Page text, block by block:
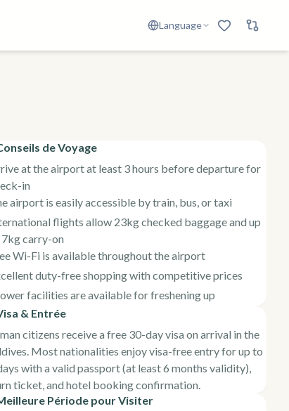
Language
de Voyage
at the airport at least 3 hours before departure for
in
airport is easily accessible by train, bus, or taxi
flights allow 23kg checked baggage and up
carry-on
Wi-Fi is available throughout the airport
duty-free shopping with competitive prices
facilities are available for freshening up
& Entrée
citizens receive a free 30-day visa on arrival in the
Most nationalities enjoy visa-free entry for up to
with a valid passport (at least 6 months validity),
ticket, and hotel booking confirmation.
Période pour Visiter